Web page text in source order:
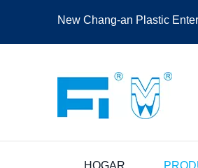
New Chang-an Plastic
HOGAR